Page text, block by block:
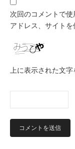
次回のコメントで
アドレス、サイトを
上に表示された文字